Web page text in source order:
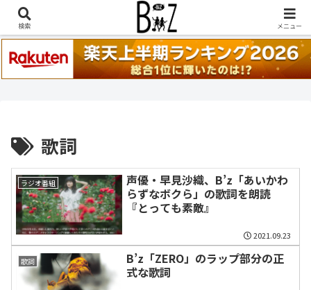
稲葉浩志『en-Zepp』『enⅣ』セトリ一覧はこちら
歌詞
ラジオ番組
声優・早見沙織、B’z「あいかわ
らずなボクら」の歌詞を朗読
『とっても素敵』
2021.09.23
歌詞
B’z「ZERO」のラップ部分の正
式な歌詞
検索 メニュー